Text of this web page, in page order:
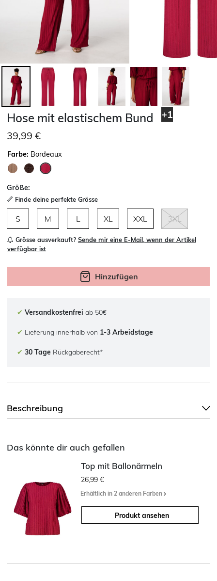
+1
Hose mit elastischem Bund
39,99 €
Farbe: Bordeaux
Größe:
Finde deine perfekte Grösse
S M L XL XXL 3XL
Grösse ausverkauft? Sende mir eine E-Mail, wenn der Artikel
verfügbar ist
Hinzufügen
✔ Versandkostenfrei ab 50€
✔ Lieferung innerhalb von 1-3 Arbeidstage
✔ 30 Tage Rückgaberecht*
Beschreibung
Das könnte dir auch gefallen
Top mit Ballonärmeln
26,99 €
Erhältlich in 2 anderen Farben
Produkt ansehen